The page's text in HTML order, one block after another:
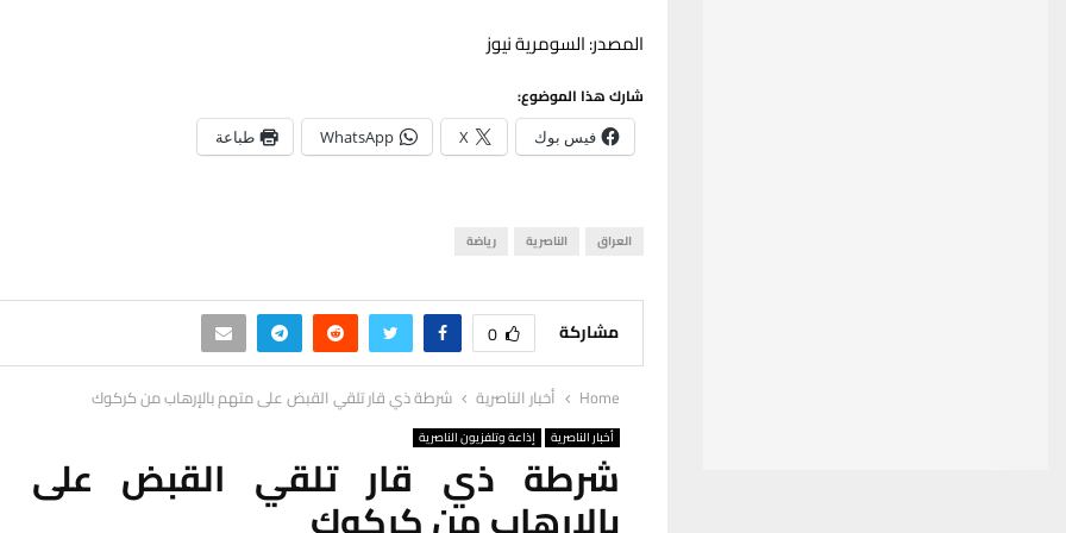
المصدر: السومرية نيوز
شارك هذا الموضوع:
فيس بوك X
WhatsApp طباعة
العراق الناصرية رياضة
مشاركة 0
Home أخبار الناصرية شرطة ذي قار تلقي القبض على متهم بالإرهاب من كركوك
أخبار الناصرية إذاعة وتلفزيون الناصرية
شرطة ذي قار تلقي القبض على